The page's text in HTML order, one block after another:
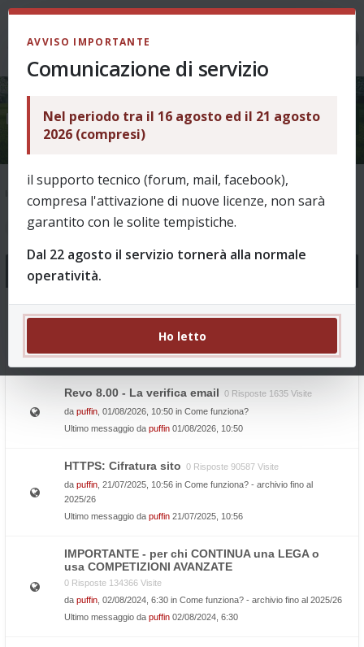
Suggerimenti
Indice
2 28 argomenti
Annunci
Novità Revo 8.00 - Stagione 2026/27
0 Risposte 1604 Visite
, 01/08/2026, 10:52 inCome funziona?
Ultimo messaggio da puffin 01/08/2026, 10:52
Revo 8.00 - La verifica email 0 Risposte 1635 Visite
da puffin , 01/08/2026, 10:50 in Come funziona?
Ultimo messaggio da puffin 01/08/2026, 10:50
HTTPS: Cifratura sito 0 Risposte 90587 Visite
da puffin , 21/07/2025, 10:56 in Come funziona? - archivio fino al
2025/26
Ultimo messaggio da puffin 21/07/2025, 10:56
IMPORTANTE - per chi CONTINUA una LEGA o
usa COMPETIZIONI AVANZATE
0 Risposte 134366 Visite
da puffin , 02/08/2024, 6:30 in Come funziona? - archivio fino al 2025/26
Ultimo messaggio da puffin 02/08/2024, 6:30
AVVISO IMPORTANTE
Comunicazione di servizio
Nel periodo tra il 16 agosto ed il 21 agosto
2026 (compresi)
il supporto tecnico (forum, mail, facebook),
compresa l'attivazione di nuove licenze, non sarà
garantito con le solite tempistiche.
Dal 22 agosto il servizio tornerà alla normale
operatività.
Ho letto